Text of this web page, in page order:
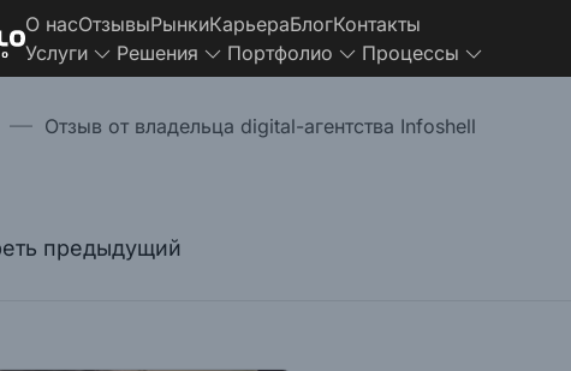
О насОтзывыРынкиКарьераБлогКонтакты
Услуги
Решения Портфолио Процессы
Отзыв от владельца digital-агентства Infoshell
предыдущий